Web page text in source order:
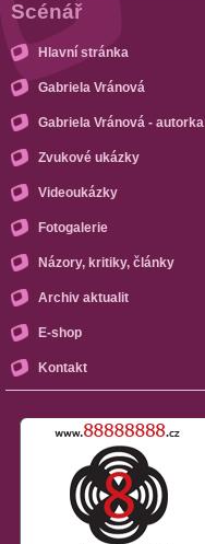
Scénář
Hlavní stránka
Gabriela Vránová
Gabriela Vránová - autorka
Zvukové ukázky
Videoukázky
Fotogalerie
Názory, kritiky, články
Archiv aktualit
E-shop
Kontakt